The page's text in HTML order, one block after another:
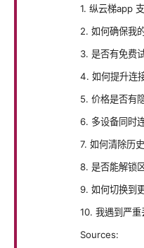
1. 纵云梯app
2. 如何确保我
3. 是否有免费
4. 如何提升连
5. 价格是否有
6. 多设备同时
7. 如何清除历
8. 是否能解锁
9. 如何切换到
10. 我遇到严重
Sources: